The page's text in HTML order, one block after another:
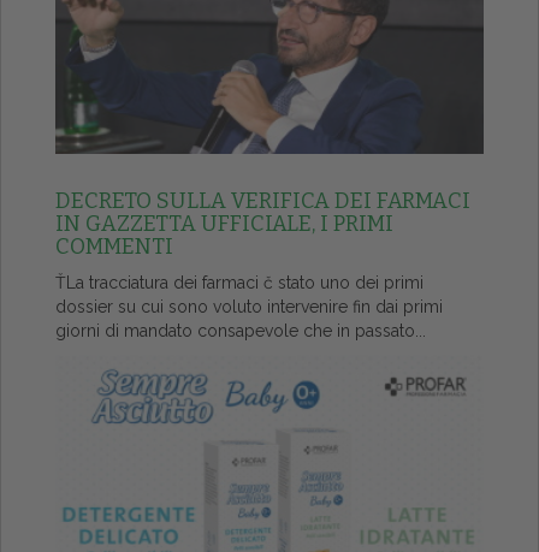
DECRETO SULLA VERIFICA DEI FARMACI
IN GAZZETTA UFFICIALE, I PRIMI
COMMENTI
ŤLa tracciatura dei farmaci č stato uno dei primi
dossier su cui sono voluto intervenire fin dai primi
giorni di mandato consapevole che in passato...